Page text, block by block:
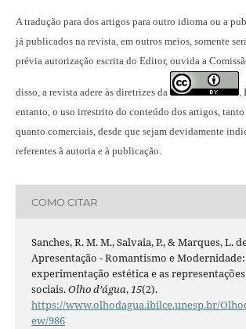
A tradução para dos artigos para outro idioma ou a
já publicados na revista, em outros meios, somente
prévia autorização escrita do Editor, ouvida a
disso, a revista adere às diretrizes da .
entanto, o uso irrestrito do conteúdo dos artigos,
quanto comerciais, desde que sejam devidamente
referentes à autoria e à publicação.
COMO CITAR
Sanches, R. M. M., Salvaia, P., & Marques, L.
Apresentação - Romantismo e
experimentação estética e as
sociais.Olho d’água,15(2).
https://www.olhodagua.ibilce.unesp.br/
ew/986